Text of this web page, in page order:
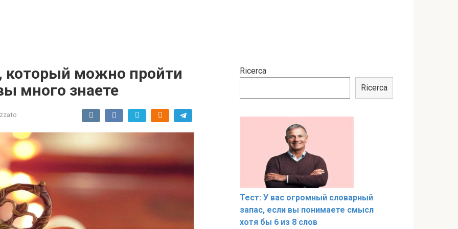
который можно пройти
много знаете
Ricerca
Ricerca
Тест: У вас огромный словарный
запас, если вы понимаете смысл
хотя бы 6 из 8 слов